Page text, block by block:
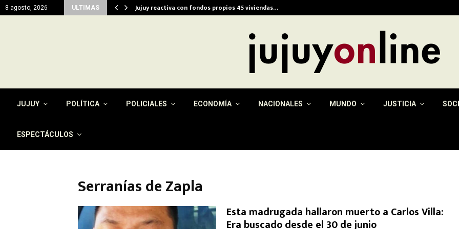
8 agosto, 2026 ULTIMAS Jujuy reactiva con fondos propios 45 viviendas…
JUJUY POLÍTICA POLICIALES ECONOMÍA NACIONALES MUNDO JUSTICIA
ESPECTÁCULOS
Serranías de Zapla
Esta madrugada hallaron muerto a Carlos Villa:
Era buscado desde el 30 de junio